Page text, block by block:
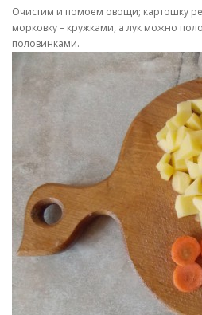
Очистим и помоем овощи; картошку
морковку – кружками, а лук можно
половинками.